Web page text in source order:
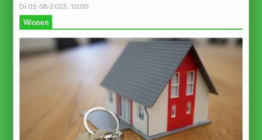
Di 01-08-2023, 10:00
Wonen